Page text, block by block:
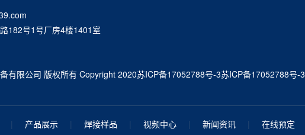
182号1号厂房4楼1401室
有限公司 版权所有 Copyright 2020苏ICP备17052788号-3苏ICP备17052788号-3
| 产品展示 | 焊接样品 | 视频中心 | 新闻资讯 | 在线预定